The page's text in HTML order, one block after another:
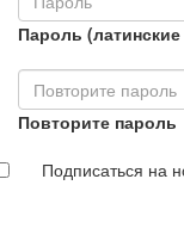
Пароль
Повторите пароль
Подписаться на